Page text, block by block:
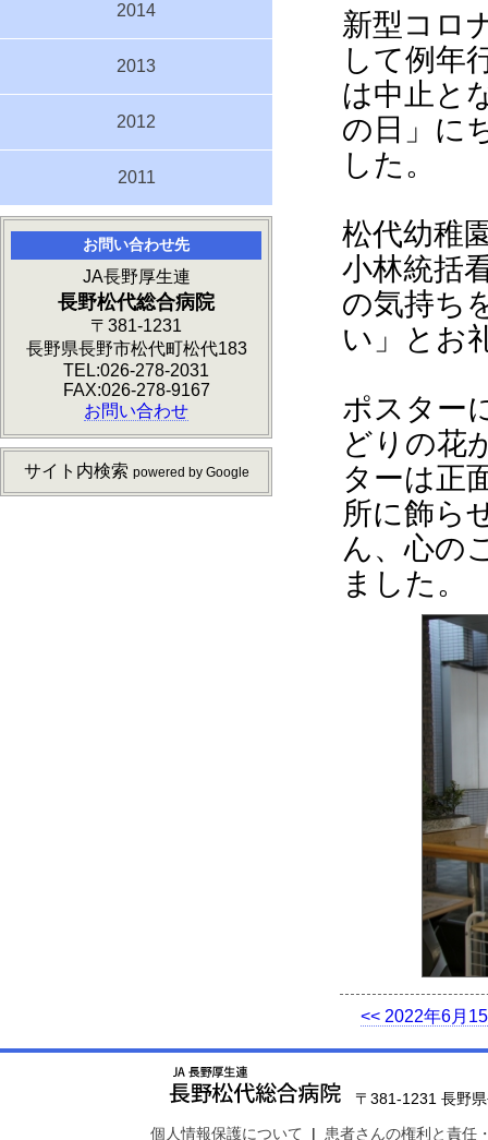
新型コロ
して例年
は中止と
の日」に
した。
松代幼稚
小林統括
の気持ち
い」とお
ポスター
どりの花
ターは正
所に飾ら
ん、心の
ました。
<< 2022年6月
2014
2013
2012
2011
お問い合わせ先
JA長野厚生連
長野松代総合病院
〒381-1231
長野県長野市松代町松代183
TEL:026-278-2031
FAX:026-278-9167
お問い合わせ
サイト内検索 powered by Google
〒381-1231 長野
個人情報保護について
| 患者さんの権利と責任